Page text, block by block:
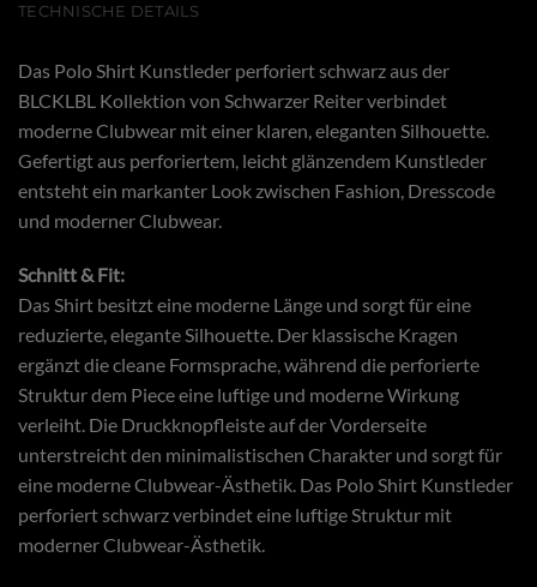
TECHNISCHE DETAILS
Das Polo Shirt Kunstleder perforiert schwarz aus der
BLCKLBL Kollektion von Schwarzer Reiter verbindet
moderne Clubwear mit einer klaren, eleganten Silhouette.
Gefertigt aus perforiertem, leicht glänzendem Kunstleder
entsteht ein markanter Look zwischen Fashion, Dresscode
und moderner Clubwear.
Schnitt & Fit:
Das Shirt besitzt eine moderne Länge und sorgt für eine
reduzierte, elegante Silhouette. Der klassische Kragen
ergänzt die cleane Formsprache, während die perforierte
Struktur dem Piece eine luftige und moderne Wirkung
verleiht. Die Druckknopfleiste auf der Vorderseite
unterstreicht den minimalistischen Charakter und sorgt für
eine moderne Clubwear-Ästhetik. Das Polo Shirt Kunstleder
perforiert schwarz verbindet eine luftige Struktur mit
moderner Clubwear-Ästhetik.